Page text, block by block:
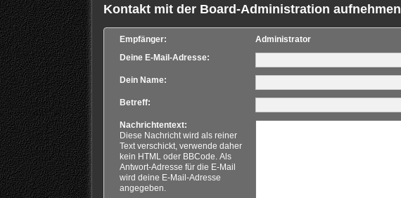
Kontakt mit der Board-Administration aufnehmen
Empfänger:
Administrator
Deine E-Mail-Adresse:
Dein Name:
Betreff:
Nachrichtentext:
Diese Nachricht wird als reiner
Text verschickt, verwende daher
kein HTML oder BBCode. Als
Antwort-Adresse für die E-Mail
wird deine E-Mail-Adresse
angegeben.